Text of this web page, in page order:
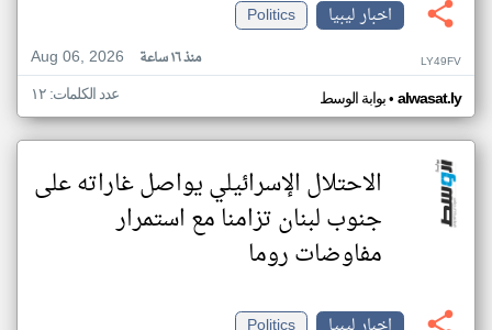
اخبار ليبيا
Politics
Aug 06, 2026
منذ ١٦ ساعة LY49FV
بوابة الوسط• alwasat.ly عدد الكلمات: ١٢
الاحتلال الإسرائيلي يواصل غاراته على
جنوب لبنان تزامنا مع استمرار
مفاوضات روما